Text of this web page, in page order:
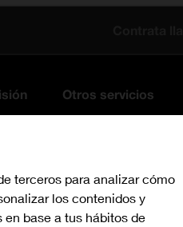
Otros servicios
terceros para analizar cómo
los contenidos y
base a tus hábitos de